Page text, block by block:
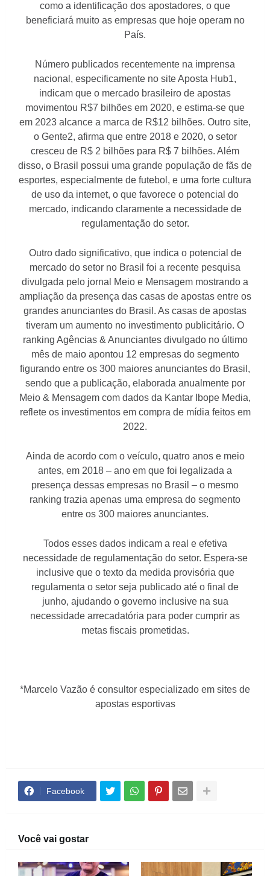
como a identificação dos apostadores, o que
beneficiará muito as empresas que hoje operam no
País.
Número publicados recentemente na imprensa
nacional, especificamente no site Aposta Hub1,
indicam que o mercado brasileiro de apostas
movimentou R$7 bilhões em 2020, e estima-se que
em 2023 alcance a marca de R$12 bilhões. Outro site,
o Gente2, afirma que entre 2018 e 2020, o setor
cresceu de R$ 2 bilhões para R$ 7 bilhões. Além
disso, o Brasil possui uma grande população de fãs de
esportes, especialmente de futebol, e uma forte cultura
de uso da internet, o que favorece o potencial do
mercado, indicando claramente a necessidade de
regulamentação do setor.
Outro dado significativo, que indica o potencial de
mercado do setor no Brasil foi a recente pesquisa
divulgada pelo jornal Meio e Mensagem mostrando a
ampliação da presença das casas de apostas entre os
grandes anunciantes do Brasil. As casas de apostas
tiveram um aumento no investimento publicitário. O
ranking Agências & Anunciantes divulgado no último
mês de maio apontou 12 empresas do segmento
figurando entre os 300 maiores anunciantes do Brasil,
sendo que a publicação, elaborada anualmente por
Meio & Mensagem com dados da Kantar Ibope Media,
reflete os investimentos em compra de mídia feitos em
2022.
Ainda de acordo com o veículo, quatro anos e meio
antes, em 2018 – ano em que foi legalizada a
presença dessas empresas no Brasil – o mesmo
ranking trazia apenas uma empresa do segmento
entre os 300 maiores anunciantes.
Todos esses dados indicam a real e efetiva
necessidade de regulamentação do setor. Espera-se
inclusive que o texto da medida provisória que
regulamenta o setor seja publicado até o final de
junho, ajudando o governo inclusive na sua
necessidade arrecadatória para poder cumprir as
metas fiscais prometidas.
*Marcelo Vazão é consultor especializado em sites de
apostas esportivas
Facebook
Você vai gostar